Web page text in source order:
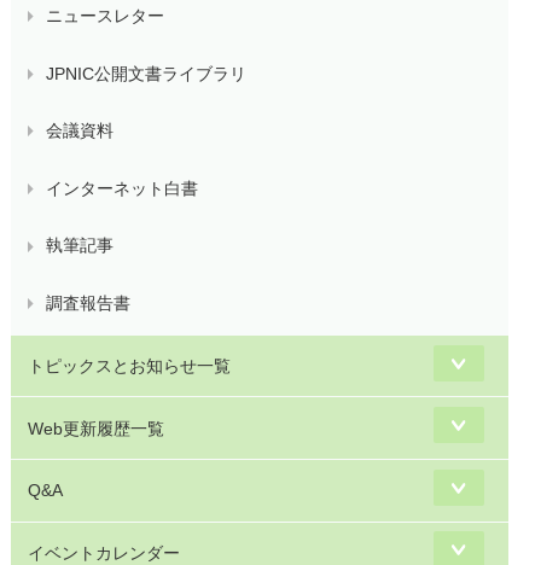
ニュースレター
JPNIC公開文書ライブラリ
会議資料
インターネット白書
執筆記事
調査報告書
トピックスとお知らせ一覧
Web更新履歴一覧
Q&A
イベントカレンダー